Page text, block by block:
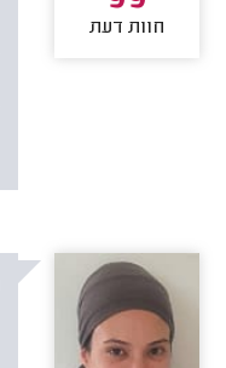
חוות דעת